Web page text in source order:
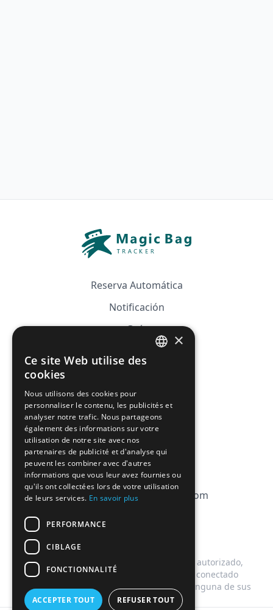
Reserva Automática
Notificación
Guía
FAQ
CGV
Política de privacidad
Política de cookies
contact@magicbagtracker.com
Este sitio web no está afiliado, asociado, autorizado,
respaldado por, ni de ninguna manera conectado
oficialmente con Too Good To Go, ni con ninguna de sus
subsidiarias o filiales.
×
Ce site Web utilise des
cookies
Nous utilisons des cookies pour
personnaliser le contenu, les publicités et
analyser notre trafic. Nous partageons
également des informations sur votre
utilisation de notre site avec nos
partenaires de publicité et d'analyse qui
peuvent les combiner avec d'autres
informations que vous leur avez fournies ou
qu'ils ont collectées lors de votre utilisation
de leurs services. En savoir plus
PERFORMANCE
CIBLAGE
FONCTIONNALITÉ
ACCEPTER TOUT REFUSER TOUT